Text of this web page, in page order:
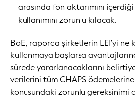
arasında fon aktarımını
kullanımını zorunlu kılacak.
BoE, raporda şirketlerin LEI'yi ne
kullanmaya başlarsa
sürede yararlanacaklarını
verilerini tüm CHAPS
konusundaki zorunlu gereksinimi